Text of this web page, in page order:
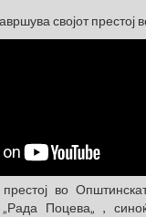
својот престој
во
„Рада Поцева„ ,